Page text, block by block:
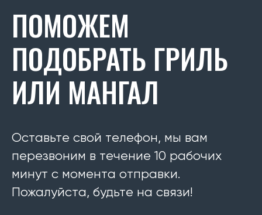
ПОМОЖЕМ
ПОДОБРАТЬ ГРИЛЬ
ИЛИ МАНГАЛ
Оставьте свой телефон, мы вам
перезвоним в течение 10 рабочих
минут с момента отправки.
Пожалуйста, будьте на связи!